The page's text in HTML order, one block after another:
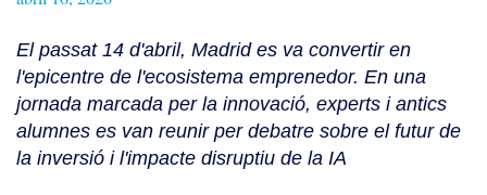
El passat 14 d'abril, Madrid es va convertir en
l'epicentre de l'ecosistema emprenedor. En una
jornada marcada per la innovació, experts i antics
alumnes es van reunir per debatre sobre el futur de
la inversió i l'impacte disruptiu de la IA